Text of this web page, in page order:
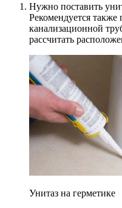
Нужно поставить
Рекомендуется также
канализационной
рассчитать
Унитаз на герметике